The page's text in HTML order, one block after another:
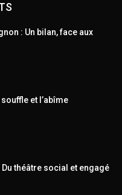
: Un bilan, face aux
et l’abîme
théâtre social et engagé